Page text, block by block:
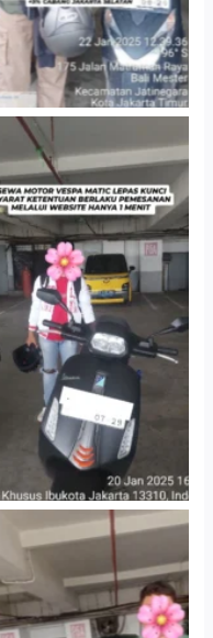
Cityplaza Jatinegara
Gedung Parkir P6A